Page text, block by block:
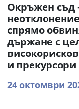
Окръжен съд
спрямо
държане с
и прекурсори
24 октомври